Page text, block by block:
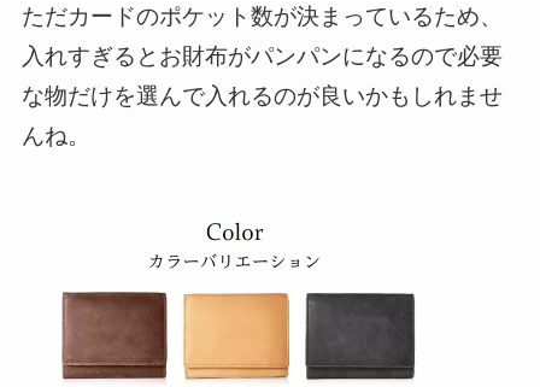
ただカードのポケット数が決まっているため、
入れすぎるとお財布がパンパンになるので必要
な物だけを選んで入れるのが良いかもしれませ
んね。